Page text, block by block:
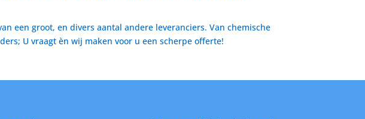
een groot, en divers aantal andere leveranciers. Van chemische
U vraagt èn wij maken voor u een scherpe offerte!